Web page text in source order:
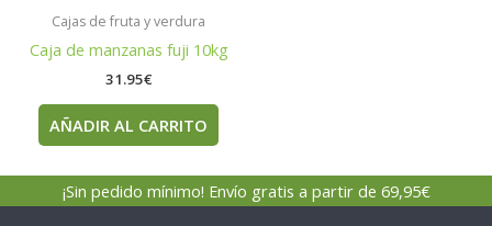
Cajas de fruta y verdura
Caja de manzanas fuji 10kg
31.95€
AÑADIR AL CARRITO
¡Sin pedido mínimo! Envío gratis a partir de 69,95€